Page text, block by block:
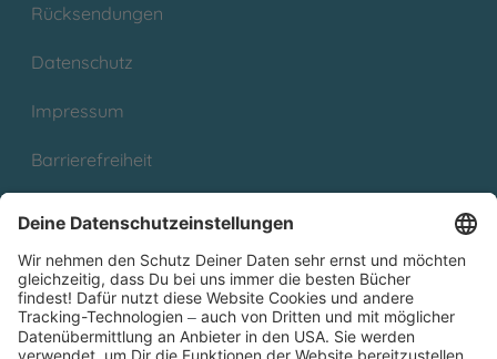
Rücksendungen
Datenschutz
Impressum
Barrierefreiheit
Partnerprogramm (Affiliate)
Folge uns auf